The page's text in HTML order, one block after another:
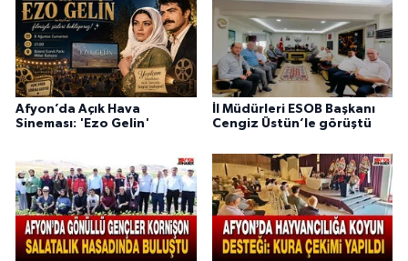
Afyon’da Açık Hava
Sineması: 'Ezo Gelin'
İl Müdürleri ESOB Başkanı
Cengiz Üstün’le görüştü